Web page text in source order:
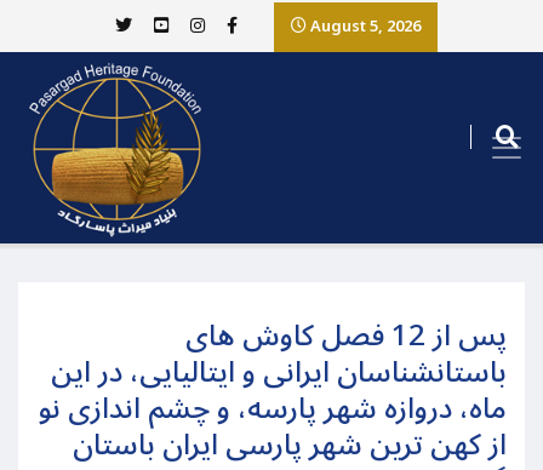
August 5, 2026
پس از 12 فصل کاوش های
باستانشناسان ایرانی و ایتالیایی، در این
ماه، دروازه شهر پارسه، و چشم اندازی نو
از کهن ترین شهر پارسی ایران باستان